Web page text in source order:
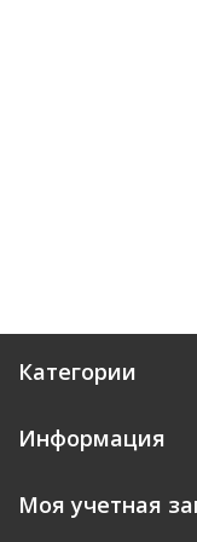
Категории
Информация
Моя учетная